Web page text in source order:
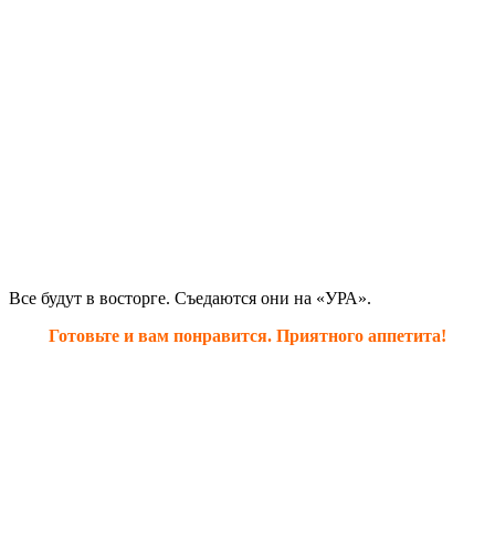
Все будут в восторге. Съедаются они на «УРА».
Готовьте и вам понравится. Приятного аппетита!